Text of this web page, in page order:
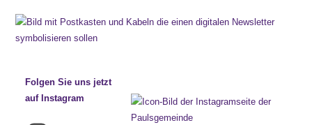
Folgen Sie uns jetzt
auf Instagram